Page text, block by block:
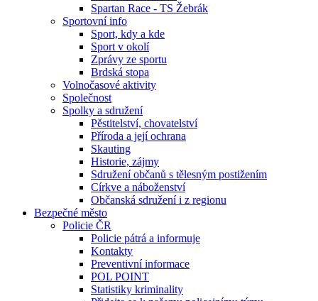
Spartan Race - TS Žebrák
Sportovní info
Sport, kdy a kde
Sport v okolí
Zprávy ze sportu
Brdská stopa
Volnočasové aktivity
Společnost
Spolky a sdružení
Pěstitelství, chovatelství
Příroda a její ochrana
Skauting
Historie, zájmy
Sdružení občanů s tělesným postižením
Církve a náboženství
Občanská sdružení i z regionu
Bezpečné město
Policie ČR
Policie pátrá a informuje
Kontakty
Preventivní informace
POL POINT
Statistiky kriminality